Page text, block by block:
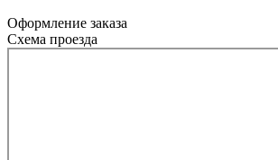
Оформление заказа
Схема проезда